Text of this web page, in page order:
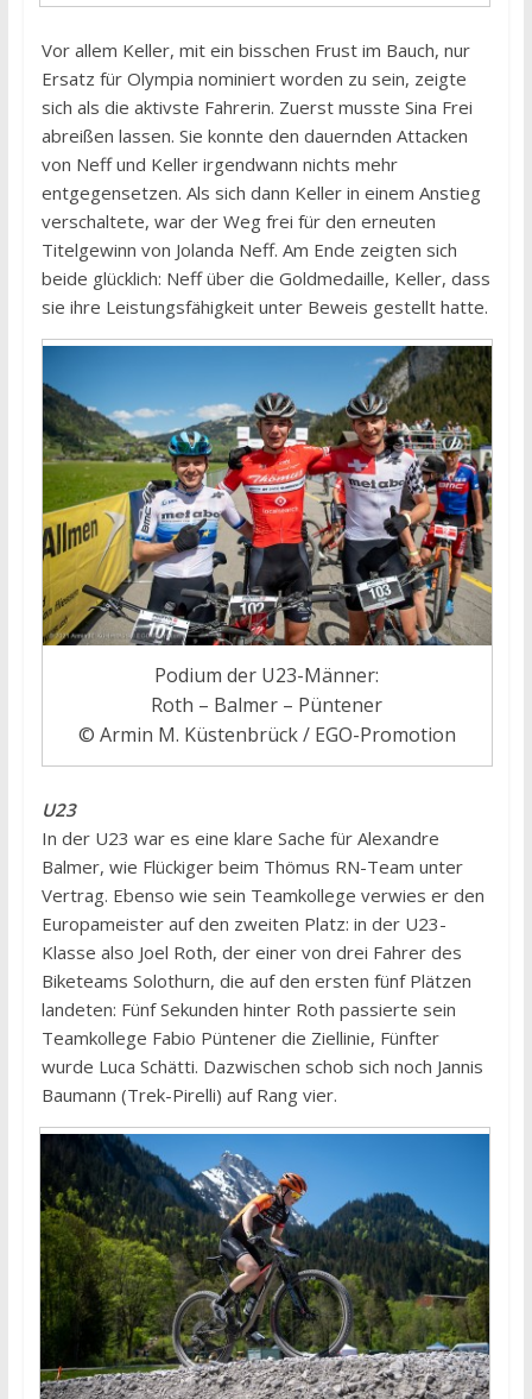
Vor allem Keller, mit ein bisschen Frust im Bauch, nur
Ersatz für Olympia nominiert worden zu sein, zeigte
sich als die aktivste Fahrerin. Zuerst musste Sina Frei
abreißen lassen. Sie konnte den dauernden Attacken
von Neff und Keller irgendwann nichts mehr
entgegensetzen. Als sich dann Keller in einem Anstieg
verschaltete, war der Weg frei für den erneuten
Titelgewinn von Jolanda Neff. Am Ende zeigten sich
beide glücklich: Neff über die Goldmedaille, Keller, dass
sie ihre Leistungsfähigkeit unter Beweis gestellt hatte.
Podium der U23-Männer:
Roth – Balmer – Püntener
© Armin M. Küstenbrück / EGO-Promotion
U23
In der U23 war es eine klare Sache für Alexandre
Balmer, wie Flückiger beim Thömus RN-Team unter
Vertrag. Ebenso wie sein Teamkollege verwies er den
Europameister auf den zweiten Platz: in der U23-
Klasse also Joel Roth, der einer von drei Fahrer des
Biketeams Solothurn, die auf den ersten fünf Plätzen
landeten: Fünf Sekunden hinter Roth passierte sein
Teamkollege Fabio Püntener die Ziellinie, Fünfter
wurde Luca Schätti. Dazwischen schob sich noch Jannis
Baumann (Trek-Pirelli) auf Rang vier.